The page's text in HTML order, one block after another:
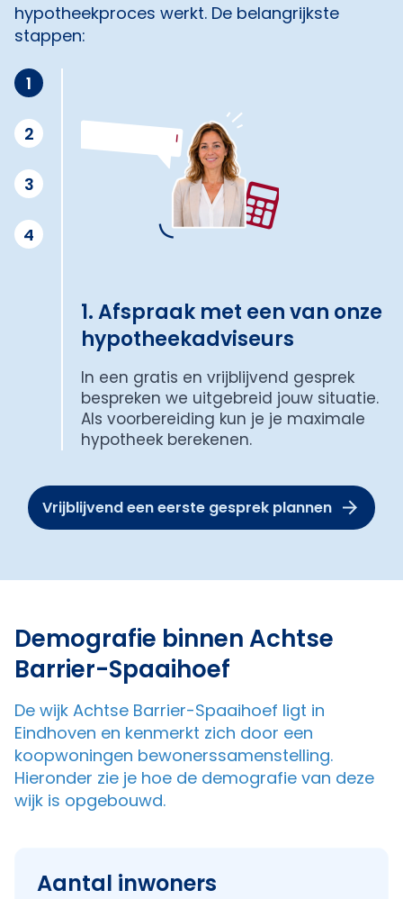
hypotheekproces werkt. De belangrijkste
stappen:
1
2
3
4
1. Afspraak met een van onze
hypotheekadviseurs
In een gratis en vrijblijvend gesprek
bespreken we uitgebreid jouw situatie.
Als voorbereiding kun je je maximale
hypotheek berekenen.
Vrijblijvend een eerste gesprek plannen
Demografie binnen Achtse
Barrier-Spaaihoef
De wijk Achtse Barrier-Spaaihoef ligt in
Eindhoven en kenmerkt zich door een
koopwoningen bewonerssamenstelling.
Hieronder zie je hoe de demografie van deze
wijk is opgebouwd.
Aantal inwoners